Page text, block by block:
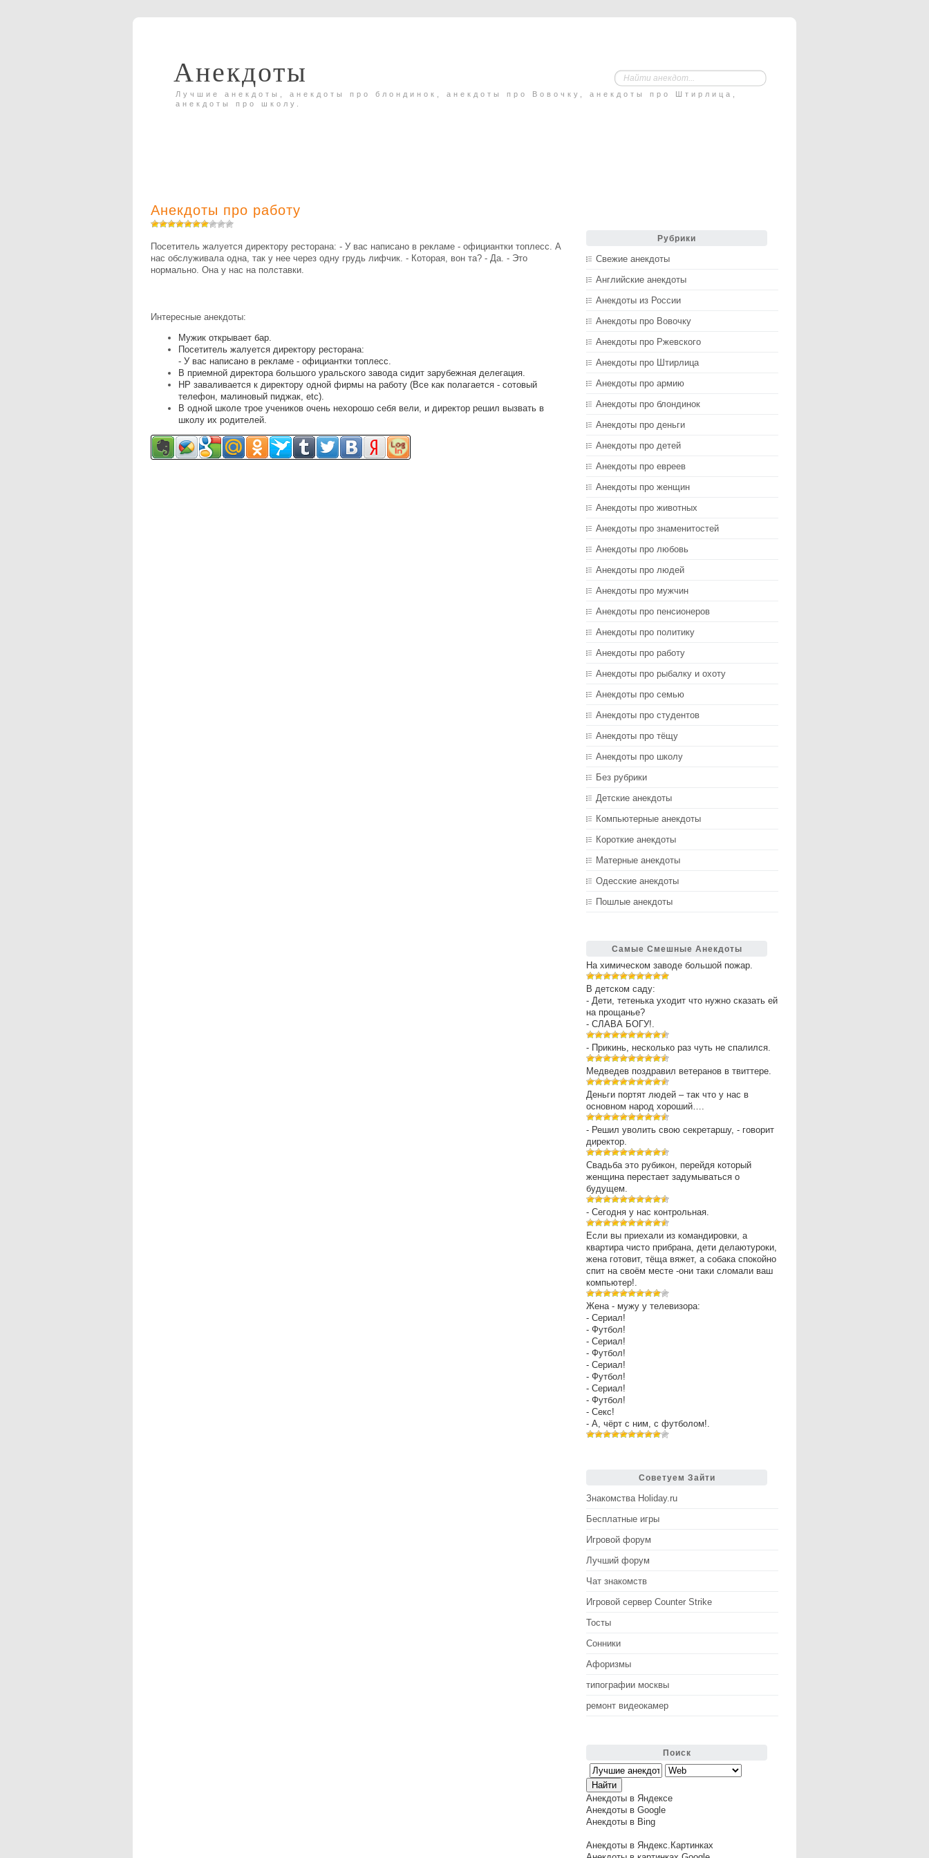
Анекдоты
Лучшие анекдоты, анекдоты про блондинок, анекдоты про Вовочку, анекдоты про Штирлица,
анекдоты про школу.
Анекдоты про работу
Посетитель жалуется директору ресторана: - У вас написано в рекламе - официантки топлесс. А
нас обслуживала одна, так у нее через одну грудь лифчик. - Которая, вон та? - Да. - Это
нормально. Она у нас на полставки.
Интересные анекдоты:
Мужик открывает бар.
Посетитель жалуется директору ресторана:
- У вас написано в рекламе - официантки топлесс.
В приемной директора большого уральского завода сидит зарубежная делегация.
НР заваливается к директору одной фирмы на работу (Все как полагается - сотовый
телефон, малиновый пиджак, еtс).
В одной школе трое учеников очень нехорошо себя вели, и директор решил вызвать в
школу их родителей.
Рубрики
Свежие анекдоты
Английские анекдоты
Анекдоты из России
Анекдоты про Вовочку
Анекдоты про Ржевского
Анекдоты про Штирлица
Анекдоты про армию
Анекдоты про блондинок
Анекдоты про деньги
Анекдоты про детей
Анекдоты про евреев
Анекдоты про женщин
Анекдоты про животных
Анекдоты про знаменитостей
Анекдоты про любовь
Анекдоты про людей
Анекдоты про мужчин
Анекдоты про пенсионеров
Анекдоты про политику
Анекдоты про работу
Анекдоты про рыбалку и охоту
Анекдоты про семью
Анекдоты про студентов
Анекдоты про тёщу
Анекдоты про школу
Без рубрики
Детские анекдоты
Компьютерные анекдоты
Короткие анекдоты
Матерные анекдоты
Одесские анекдоты
Пошлые анекдоты
Самые Смешные Анекдоты
На химическом заводе большой пожар.
В детском саду:
- Дети, тетенька уходит что нужно сказать ей
на прощанье?
- СЛАВА БОГУ!.
- Прикинь, несколько раз чуть не спалился.
Медведев поздравил ветеранов в твиттере.
Деньги портят людей – так что у нас в
основном народ хороший….
- Решил уволить свою секретаршу, - говорит
директор.
Свадьба это рубикон, перейдя который
женщина перестает задумываться о
будущем.
- Сегодня у нас контрольная.
Если вы приехали из командировки, а
квартира чисто прибрана, дети делаютуроки,
жена готовит, тёща вяжет, а собака спокойно
спит на своём месте -они таки сломали ваш
компьютер!.
Жена - мужу у телевизора:
- Сериал!
- Футбол!
- Сериал!
- Футбол!
- Сериал!
- Футбол!
- Сериал!
- Футбол!
- Секс!
- А, чёрт с ним, с футболом!.
Советуем Зайти
Знакомства Holiday.ru
Бесплатные игры
Игровой форум
Лучший форум
Чат знакомств
Игровой сервер Counter Strike
Тосты
Сонники
Афоризмы
типографии москвы
ремонт видеокамер
Поиск
Анекдоты в Яндексе
Анекдоты в Google
Анекдоты в Bing
Анекдоты в Яндекс.Картинках